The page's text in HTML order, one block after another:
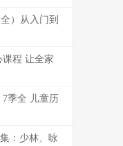
）从入门到
课程 让全家
季全 儿童历
：少林、咏